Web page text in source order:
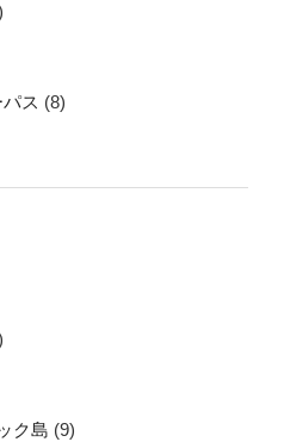
ス (8)
ク島 (9)